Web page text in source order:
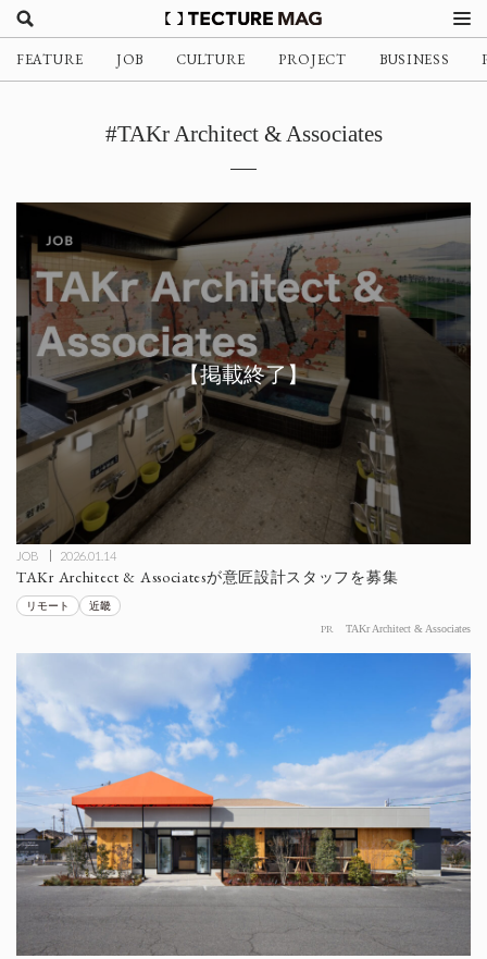
FEATURE JOB CULTURE PROJECT BUSINESS
#TAKr Architect & Associates
JOB 2026.01.14
TAKr Architect & Associatesが意匠設計スタッフを募集
リモート 近畿
PR TAKr Architect & Associates